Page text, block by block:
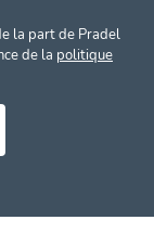
la part de Pradel
de la politique